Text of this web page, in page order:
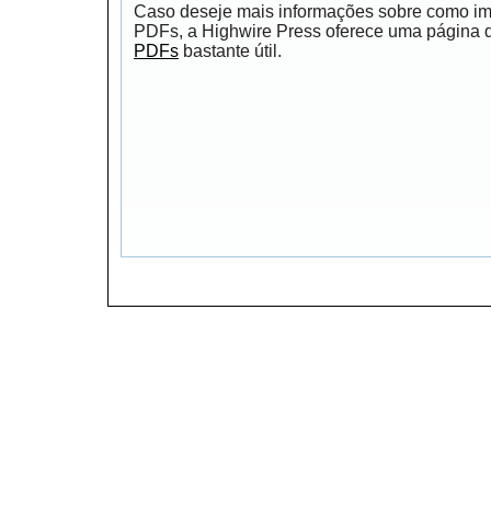
Caso deseje mais informações sobre como
PDFs, a Highwire Press oferece uma página
PDFs bastante útil.